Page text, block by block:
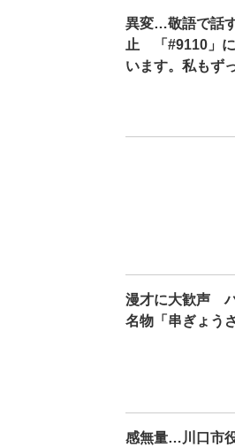
異変…敬語で話
止 「#9110」
います。私もず
漫才に大歓声
名物「串ぎょう
感無量…川口市